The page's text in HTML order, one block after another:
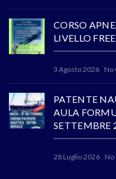
CORSO
LIVELLO
3 Agosto 2026 No
PATENTE
AULA
SETTEMBRE
28 Luglio 2026 No